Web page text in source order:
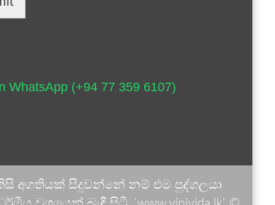
WhatsApp (+94 77 359 6107)
අගතියක් සිදුවන්නේ නම් එම පුද්ගලයා